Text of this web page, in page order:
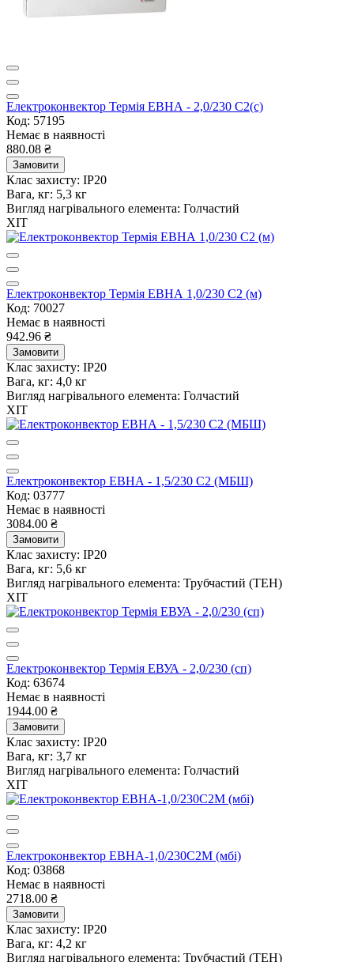
Електроконвектор Термія ЕВНА - 2,0/230 С2(с)
Код: 57195
Немає в наявності
880.08 ₴
Замовити
Клас захисту: IP20
Вага, кг: 5,3 кг
Вигляд нагрівального елемента: Голчастий
ХІТ
Електроконвектор Термія ЕВНА 1,0/230 С2 (м)
Код: 70027
Немає в наявності
942.96 ₴
Замовити
Клас захисту: IP20
Вага, кг: 4,0 кг
Вигляд нагрівального елемента: Голчастий
ХІТ
Електроконвектор ЕВНА - 1,5/230 С2 (МБШ)
Код: 03777
Немає в наявності
3084.00 ₴
Замовити
Клас захисту: IP20
Вага, кг: 5,6 кг
Вигляд нагрівального елемента: Трубчастий (ТЕН)
ХІТ
Електроконвектор Термія ЕВУА - 2,0/230 (сп)
Код: 63674
Немає в наявності
1944.00 ₴
Замовити
Клас захисту: IP20
Вага, кг: 3,7 кг
Вигляд нагрівального елемента: Голчастий
ХІТ
Електроконвектор ЕВНА-1,0/230С2М (мбі)
Код: 03868
Немає в наявності
2718.00 ₴
Замовити
Клас захисту: IP20
Вага, кг: 4,2 кг
Вигляд нагрівального елемента: Трубчастий (ТЕН)